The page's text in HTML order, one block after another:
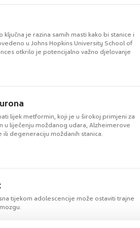
je razina samih masti kako bi stanice i
u Johns Hopkins University School of
otkrilo je potencijalno važno djelovanje
lijek metformin, koji je u širokoj primjeni za
liječenju moždanog udara, Alzheimerove
degeneraciju moždanih stanica.
tijekom adolescencije može ostaviti trajne